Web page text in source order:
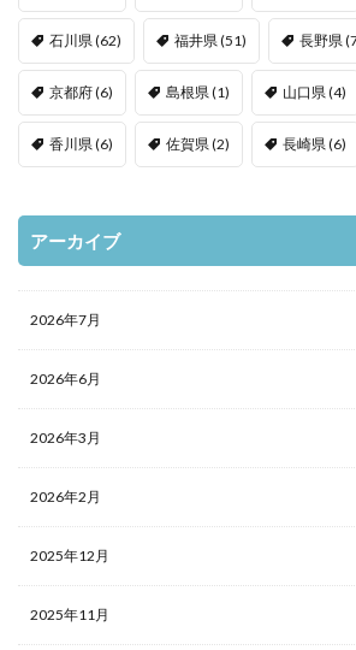
石川県(62) 福井県(51) 長野県
京都府(6) 島根県(1) 山口県(4)
香川県(6) 佐賀県(2) 長崎県(6)
アーカイブ
2026年7月
2026年6月
2026年3月
2026年2月
2025年12月
2025年11月